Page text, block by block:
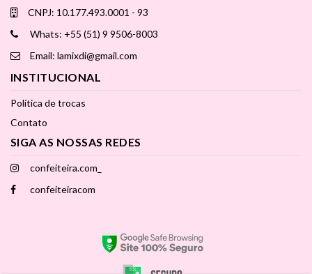
CNPJ: 10.177.493.0001 - 93
Whats: +55 (51) 9 9506-8003
Email: lamixdi@gmail.com
INSTITUCIONAL
Política de trocas
Contato
SIGA AS NOSSAS REDES
confeiteira.com_
confeiteiracom